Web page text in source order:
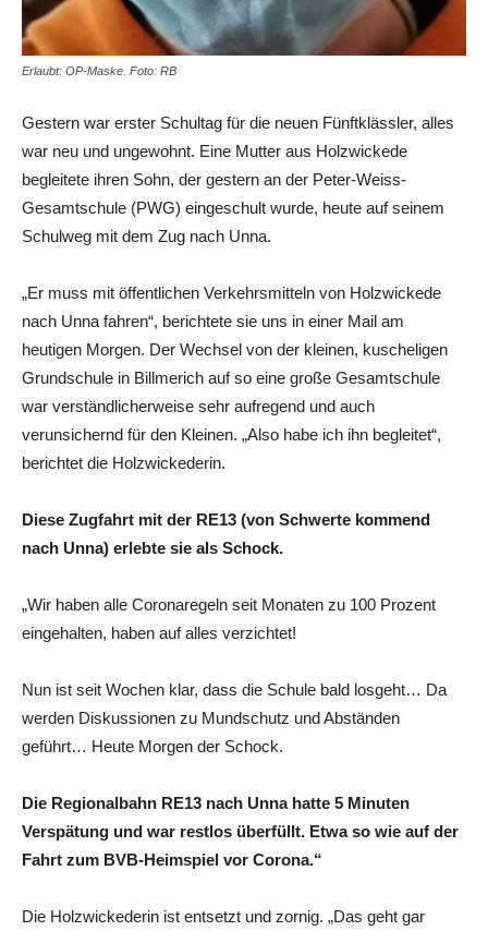
Erlaubt: OP-Maske. Foto: RB
Gestern war erster Schultag für die neuen Fünftklässler, alles
war neu und ungewohnt. Eine Mutter aus Holzwickede
begleitete ihren Sohn, der gestern an der Peter-Weiss-
Gesamtschule (PWG) eingeschult wurde, heute auf seinem
Schulweg mit dem Zug nach Unna.
„Er muss mit öffentlichen Verkehrsmitteln von Holzwickede
nach Unna fahren“, berichtete sie uns in einer Mail am
heutigen Morgen. Der Wechsel von der kleinen, kuscheligen
Grundschule in Billmerich auf so eine große Gesamtschule
war verständlicherweise sehr aufregend und auch
verunsichernd für den Kleinen. „Also habe ich ihn begleitet“,
berichtet die Holzwickederin.
Diese Zugfahrt mit der RE13 (von Schwerte kommend
nach Unna) erlebte sie als Schock.
„Wir haben alle Coronaregeln seit Monaten zu 100 Prozent
eingehalten, haben auf alles verzichtet!
Nun ist seit Wochen klar, dass die Schule bald losgeht… Da
werden Diskussionen zu Mundschutz und Abständen
geführt… Heute Morgen der Schock.
Die Regionalbahn RE13 nach Unna hatte 5 Minuten
Verspätung und war restlos überfüllt. Etwa so wie auf der
Fahrt zum BVB-Heimspiel vor Corona.“
Die Holzwickederin ist entsetzt und zornig. „Das geht gar